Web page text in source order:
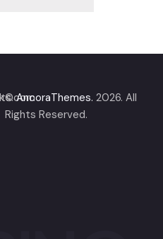
© AncoraThemes. 2026. All
Rights Reserved.